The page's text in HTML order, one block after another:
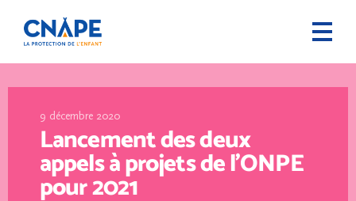
9 décembre 2020
Lancement des deux
appels à projets de l’ONPE
pour 2021